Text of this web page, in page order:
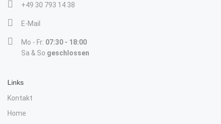
+49 30 793 14 38
E-Mail
Mo - Fr: 07:30 - 18:00
Sa & So geschlossen
Links
Kontakt
Home